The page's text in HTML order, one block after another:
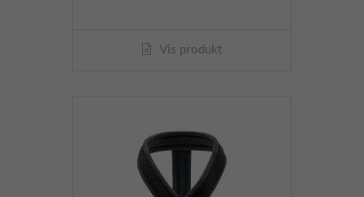
Vis produkt